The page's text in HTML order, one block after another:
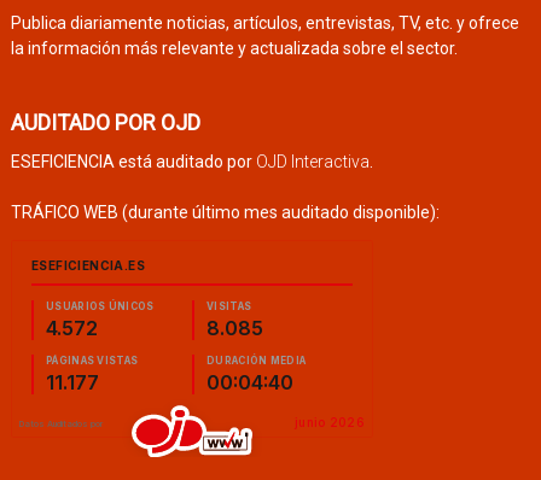
Publica diariamente noticias, artículos, entrevistas, TV, etc. y ofrece
la información más relevante y actualizada sobre el sector.
AUDITADO POR OJD
ESEFICIENCIA está auditado por OJD Interactiva
TRÁFICO WEB (durante último mes auditado disponible):